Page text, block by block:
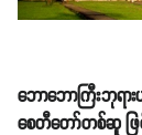
ဘောဘောကြီးဘုရာ
စေတီတော်တစ်ဆူ ဖြ